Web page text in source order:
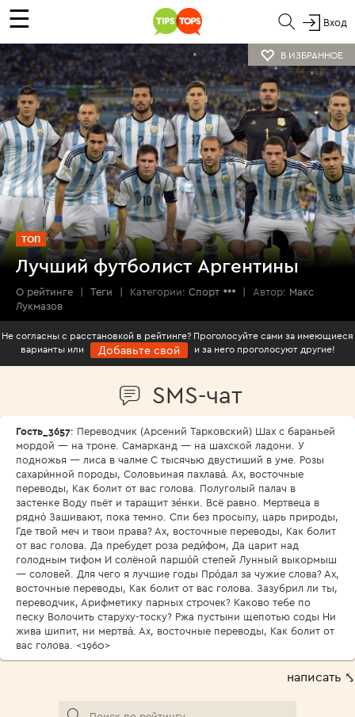
☰ Вход
В ИЗБРАННОЕ
ТОП
Лучший футболист Аргентины
О рейтинге | Теги | Категории: Спорт | Автор: Макс
Лукмазов
Не согласны с расстановкой в рейтинге? Проголосуйте сами за имеющиеся
варианты или
Добавьте свой и за него проголосуют другие!
SMS-чат
Гость_3657: Переводчик (Арсений Тарковский) Шах с бараньей
мордой — на троне. Самарканд — на шахской ладони. У
подножья — лиса в чалме С тысячью двустиший в уме. Розы
сахари́нной породы, Соловьиная пахлава́. Ах, восточные
переводы, Как болит от вас голова. Полуголый палач в
застенке Воду пьёт и таращит зе́нки. Всё равно. Мертвеца в
рядно́ Зашивают, пока темно. Спи без просыпу, царь природы,
Где твой меч и твои права? Ах, восточные переводы, Как болит
от вас голова. Да пребудет роза реди́фом, Да царит над
голодным тифом И солёной паршо́й степей Лунный выкормыш
— соловей. Для чего я лучшие годы Про́дал за чужие слова? Ах,
восточные переводы, Как болит от вас голова. Зазубрил ли ты,
переводчик, Арифметику парных строчек? Каково тебе по
песку Волочить старуху-тоску? Ржа пустыни щепотью соды Ни
жива шипит, ни мертва́. Ах, восточные переводы, Как болит от
вас голова. <1960>
написать ⤣